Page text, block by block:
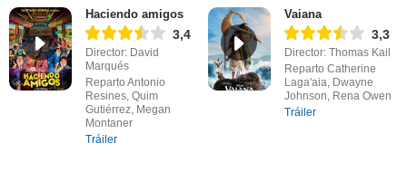
Haciendo amigos
3,4
Director: David
Marqués
Reparto Antonio
Resines, Quim
Gutiérrez, Megan
Montaner
Tráiler
Vaiana
3,3
Director: Thomas Kail
Reparto Catherine
Laga'aia, Dwayne
Johnson, Rena Owen
Tráiler